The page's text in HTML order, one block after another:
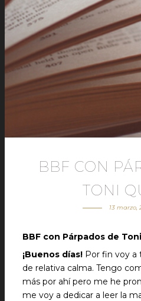
BBF CON
TONI
13 marzo,
BBF con Párpados de
¡Buenos días! Por fin voy a
de relativa calma. Tengo
más por ahí pero me he
me voy a dedicar a leer la